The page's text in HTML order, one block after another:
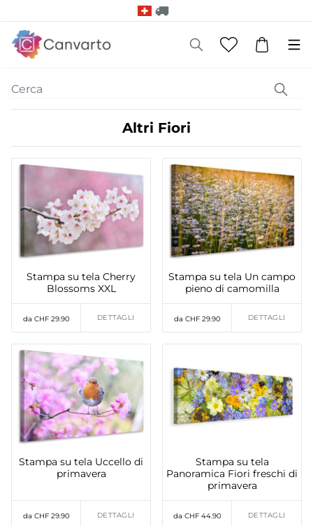
Altri Fiori
Stampa su tela Cherry
Blossoms XXL
da CHF 29.90 DETTAGLI
Stampa su tela Un campo
pieno di camomilla
da CHF 29.90 DETTAGLI
Stampa su tela Uccello di
primavera
da CHF 29.90 DETTAGLI
Stampa su tela
Panoramica Fiori freschi di
primavera
da CHF 44.90 DETTAGLI